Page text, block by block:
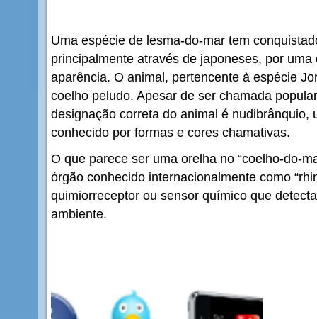
Uma espécie de lesma-do-mar tem
principalmente através de japoneses, por
aparência. O animal, pertencente à espécie
coelho peludo. Apesar de ser chamada
designação correta do animal é nudibrânquio,
conhecido por formas e cores chamativas.
O que parece ser uma orelha no “coelho-do-
órgão conhecido internacionalmente como
quimiorreceptor ou sensor químico que
ambiente.